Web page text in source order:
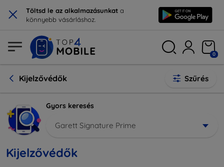
× Töltsd le az alkalmazásunkat a
könnyebb vásárláshoz.
0
Kijelzővédők Szűrés
Gyors keresés
Garett Signature Prime
Kijelzővédők